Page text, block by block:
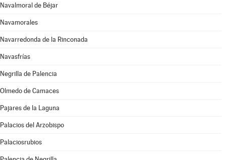
Navalmoral de Béjar
Navamorales
Navarredonda de la Rinconada
Navasfrías
Negrilla de Palencia
Olmedo de Camaces
Pajares de la Laguna
Palacios del Arzobispo
Palaciosrubios